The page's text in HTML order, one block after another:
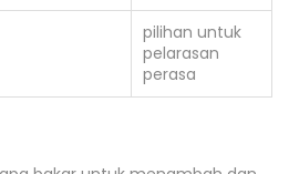
pilihan untuk
pelarasan
perasa
bakar untuk menambah dan